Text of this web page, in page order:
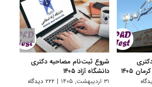
۱۴۰۵
شروع ثبت‌نام مصاحبه دکتری
دانشگاه آزاد ۱۴۰۵
۳۱ اردیبهشت, ۱۴۰۵ | ۲۲۲ دیدگاه